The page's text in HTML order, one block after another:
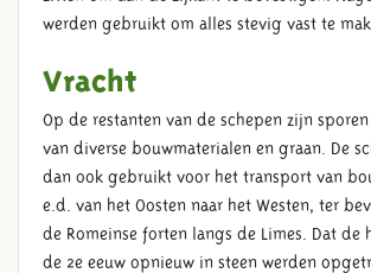
werden gebruikt om alles stevig vast te
Vracht
Op de restanten van de schepen zijn
van diverse bouwmaterialen en graan. De
dan ook gebruikt voor het transport van
e.d. van het Oosten naar het Westen, ter
de Romeinse forten langs de Limes. Dat de
de 2e eeuw opnieuw in steen werden